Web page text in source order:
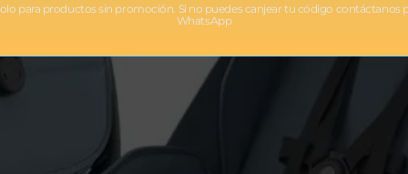
para productos sin promoción. Si no puedes canjear tu código contáctanos
WhatsApp